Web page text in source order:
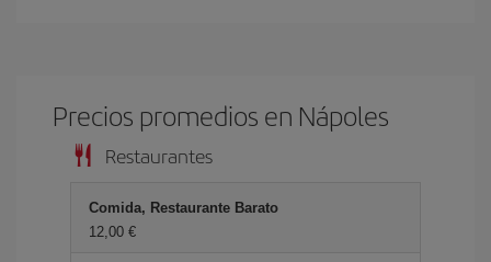
Precios promedios en Nápoles
Restaurantes
Comida, Restaurante Barato
12,00 €